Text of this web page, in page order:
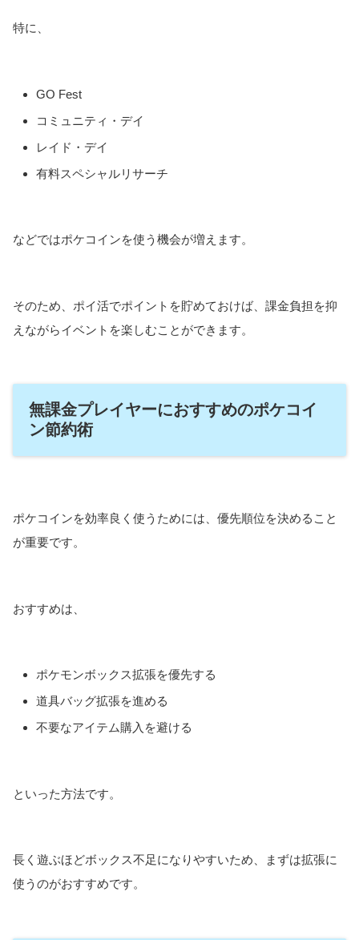
特に、
GO Fest
コミュニティ・デイ
レイド・デイ
有料スペシャルリサーチ
などではポケコインを使う機会が増えます。
そのため、ポイ活でポイントを貯めておけば、課金負担を抑
えながらイベントを楽しむことができます。
無課金プレイヤーにおすすめのポケコイ
ン節約術
ポケコインを効率良く使うためには、優先順位を決めること
が重要です。
おすすめは、
ポケモンボックス拡張を優先する
道具バッグ拡張を進める
不要なアイテム購入を避ける
といった方法です。
長く遊ぶほどボックス不足になりやすいため、まずは拡張に
使うのがおすすめです。